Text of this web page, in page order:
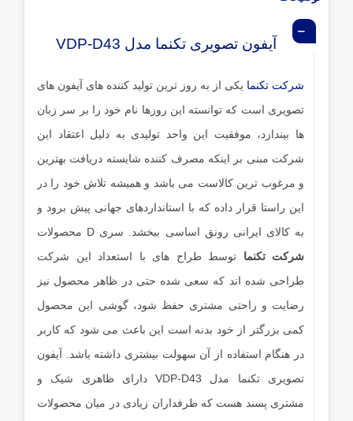
آیفون تصویری تکنما مدل VDP-D43
شرکت تکنما یکی از به روز ترین تولید کننده های آیفون های
تصویری است که توانسته این روزها نام خود را بر سر زبان
ها بیندازد، موفقیت این واحد تولیدی به دلیل اعتقاد این
شرکت مبنی بر اینکه مصرف کننده شایسته دریافت بهترین
و مرغوب ترین کالاست می باشد و همیشه تلاش خود را در
این راستا قرار داده که با استانداردهای جهانی پیش برود و
به کالای ایرانی رونق اساسی ببخشد. سری D محصولات
شرکت تکنما توسط طراح های با استعداد این شرکت
طراحی شده اند که سعی شده حتی در ظاهر محصول نیز
رضایت و راحتی مشتری حفظ شود، گوشی این محصول
کمی بزرگتر از خود بدنه است این باعث می شود که کاربر
در هنگام استفاده از آن سهولت بیشتری داشته باشد. آیفون
تصویری تکنما مدل VDP-D43 دارای ظاهری شیک و
مشتری پسند هست که طرفداران زیادی در میان محصولات